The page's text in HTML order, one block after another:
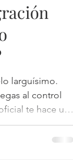
larguísimo.
al control
te hace una